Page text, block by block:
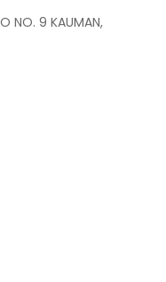
NO. 9 KAUMAN,